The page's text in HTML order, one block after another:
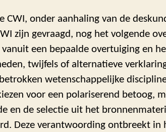
CWI, onder aanhaling van de
zijn gevraagd, nog het volgende
een bepaalde overtuiging en
twijfels of alternatieve
wetenschappelijke
voor een polariserend betoog,
en de selectie uit het
Deze verantwoording ontbreekt in